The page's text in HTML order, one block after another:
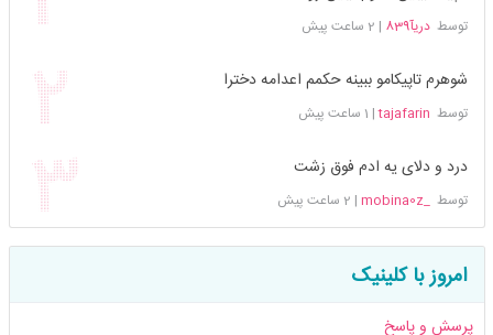
توسطدریآ839 | 2 ساعت پیش
شوهرم تاپیکامو ببینه حکمم اعدامه دخترا
توسط tajafarin
| 1 ساعت پیش
درد و دلای یه ادم فوق زشت
توسط_mobina0z
| 2 ساعت پیش
امروز با کلینیک
پرسش و پاسخ